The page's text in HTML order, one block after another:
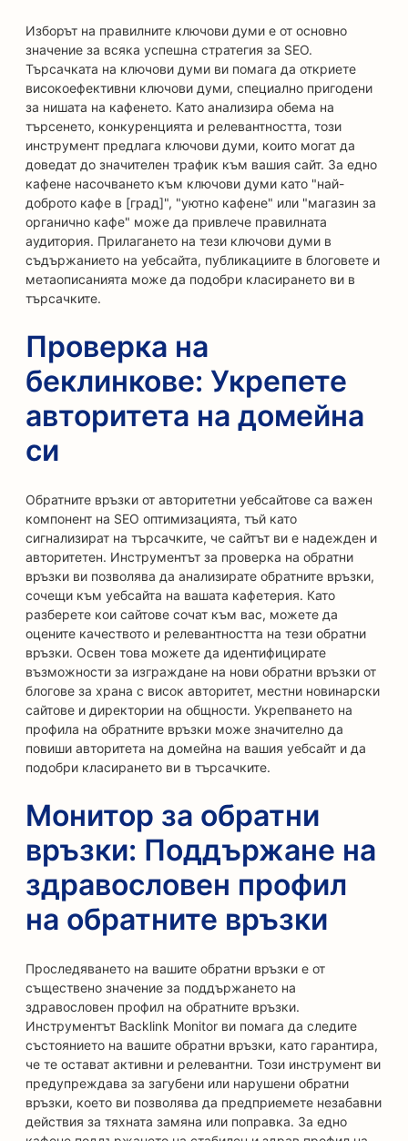
Изборът на правилните ключови думи е от основно
значение за всяка успешна стратегия за SEO.
Търсачката на ключови думи ви помага да откриете
високоефективни ключови думи, специално пригодени
за нишата на кафенето. Като анализира обема на
търсенето, конкуренцията и релевантността, този
инструмент предлага ключови думи, които могат да
доведат до значителен трафик към вашия сайт. За едно
кафене насочването към ключови думи като "най-
доброто кафе в [град]", "уютно кафене" или "магазин за
органично кафе" може да привлече правилната
аудитория. Прилагането на тези ключови думи в
съдържанието на уебсайта, публикациите в блоговете и
метаописанията може да подобри класирането ви в
търсачките.
Проверка на
беклинкове: Укрепете
авторитета на домейна
си
Обратните връзки от авторитетни уебсайтове са важен
компонент на SEO оптимизацията, тъй като
сигнализират на търсачките, че сайтът ви е надежден и
авторитетен. Инструментът за проверка на обратни
връзки ви позволява да анализирате обратните връзки,
сочещи към уебсайта на вашата кафетерия. Като
разберете кои сайтове сочат към вас, можете да
оцените качеството и релевантността на тези обратни
връзки. Освен това можете да идентифицирате
възможности за изграждане на нови обратни връзки от
блогове за храна с висок авторитет, местни новинарски
сайтове и директории на общности. Укрепването на
профила на обратните връзки може значително да
повиши авторитета на домейна на вашия уебсайт и да
подобри класирането ви в търсачките.
Монитор за обратни
връзки: Поддържане на
здравословен профил
на обратните връзки
Проследяването на вашите обратни връзки е от
съществено значение за поддържането на
здравословен профил на обратните връзки.
Инструментът Backlink Monitor ви помага да следите
състоянието на вашите обратни връзки, като гарантира,
че те остават активни и релевантни. Този инструмент ви
предупреждава за загубени или нарушени обратни
връзки, което ви позволява да предприемете незабавни
действия за тяхната замяна или поправка. За едно